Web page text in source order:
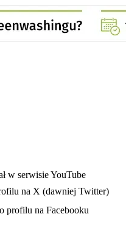
karcie
w serwisie YouTube
na X (dawniej Twitter)
karcie
profilu na Facebooku